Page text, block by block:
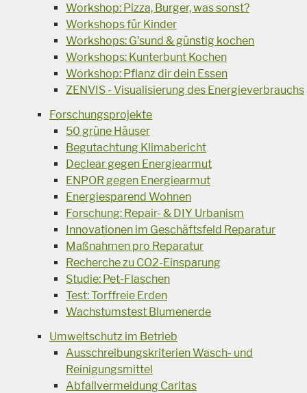
Workshop: Pizza, Burger, was sonst?
Workshops für Kinder
Workshops: G'sund & günstig kochen
Workshops: Kunterbunt Kochen
Workshop: Pflanz dir dein Essen
ZENVIS - Visualisierung des Energieverbrauchs
Forschungsprojekte
50 grüne Häuser
Begutachtung Klimabericht
Declear gegen Energiearmut
ENPOR gegen Energiearmut
Energiesparend Wohnen
Forschung: Repair- & DIY Urbanism
Innovationen im Geschäftsfeld Reparatur
Maßnahmen pro Reparatur
Recherche zu CO2-Einsparung
Studie: Pet-Flaschen
Test: Torffreie Erden
Wachstumstest Blumenerde
Umweltschutz im Betrieb
Ausschreibungskriterien Wasch- und
Reinigungsmittel
Abfallvermeidung Caritas